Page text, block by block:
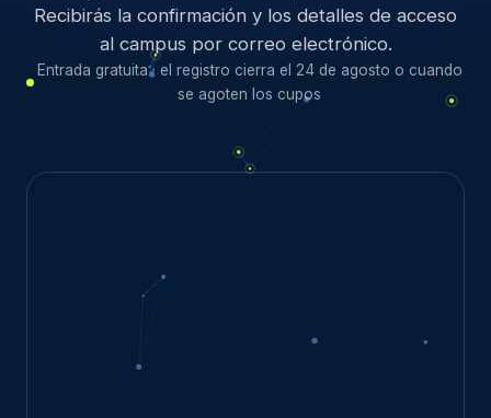
Recibirás la confirmación y los detalles de acceso
al campus por correo electrónico.
Entrada gratuita · el registro cierra el 24 de agosto o cuando
se agoten los cupos